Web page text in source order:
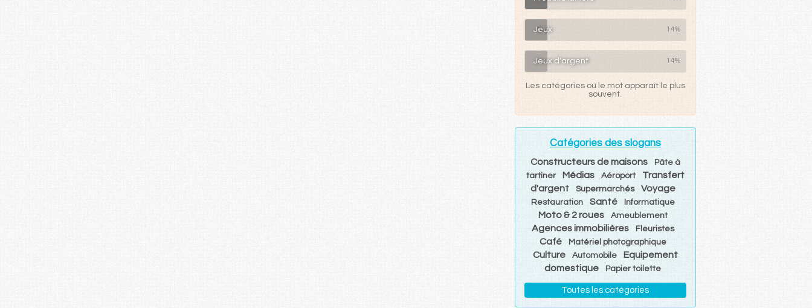
Jeux 14%
Jeux d'argent 14%
Les catégories où le mot apparaît le plus
souvent.
Catégories des slogans
Constructeurs de maisons
Pâte à
tartiner
Médias Aéroport
Transfert
d'argent
Supermarchés Voyage
Restauration Santé Informatique
Moto & 2 roues Ameublement
Agences immobilières Fleuristes
Café Matériel photographique
Culture Automobile
Equipement
domestique
Papier toilette
Toutes les catégories